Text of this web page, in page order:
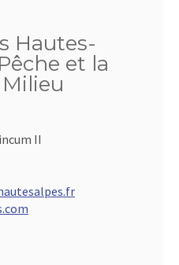
Hautes-
et la
II